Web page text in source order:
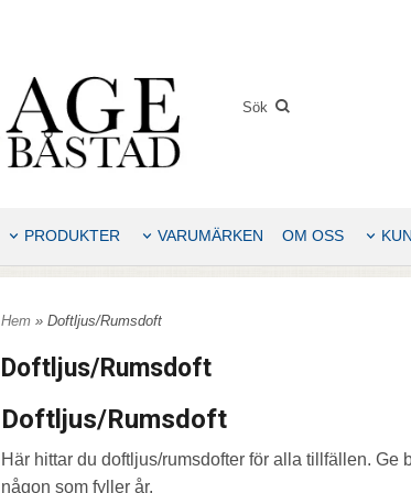
PRODUKTER VARUMÄRKEN OM OSS
Hem » Doftljus/Rumsdoft
Doftljus/Rumsdoft
Doftljus/Rumsdoft
Här hittar du doftljus/rumsdofter för alla tillfällen. Ge
någon som fyller år.